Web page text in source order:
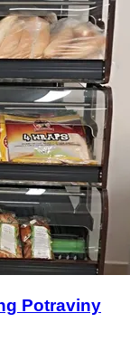
Potraviny